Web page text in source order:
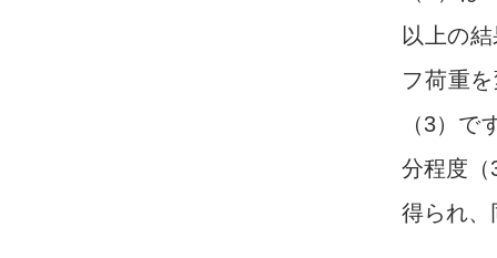
以上の
フ荷重
（3）
分程度（
得られ、